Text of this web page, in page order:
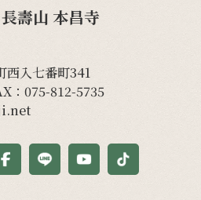
壽山 本昌寺
西入七番町341
：075-812-5735